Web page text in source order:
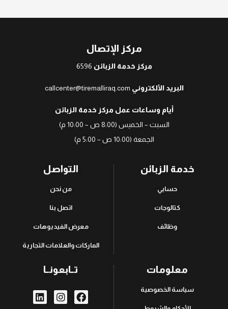
مركز الإتصال
مركز خدمة الزبائن 6596
البريد الألكتروني callcenter@tiremalliraq.com
أيام وساعات عمل مركز خدمة الزبائن
السبت – الخميس (8:00 ص – 10:00 م)
الجمعة (10:00 ص – 5:00 م)
خدمة الزبائن
حسابي
كتالوجات
وظائف
التواصل
من نحن
اتصل بنا
معرض الفيديوهات
الماركات والعلامات التجارية
معلومات
سياسة الخصوصية
تــابعونــا